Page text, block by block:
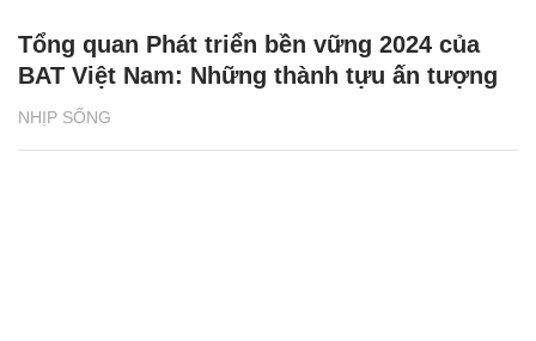
NHỊP SỐNG
Tổng quan Phát triển bền vững 2024 của
BAT Việt Nam: Những thành tựu ấn tượng